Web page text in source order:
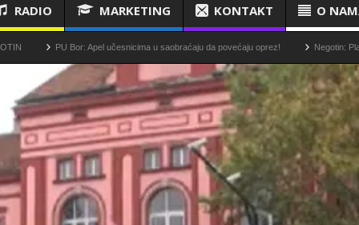
RADIO MARKETING KONTAKT O
Bor: Apel učesnicima u saobraćaju da povećaju oprez! Negotin: Plansko